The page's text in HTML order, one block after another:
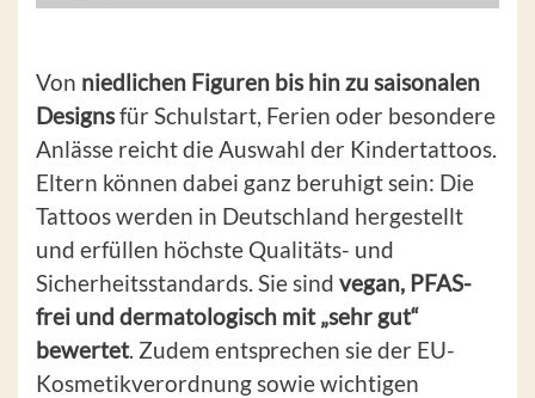
Von niedlichen Figuren bis hin zu saisonalen
Designsfür Schulstart, Ferien oder besondere
Anlässe reicht die Auswahl der Kindertattoos.
Eltern können dabei ganz beruhigt sein: Die
Tattoos werden in Deutschland hergestellt
und erfüllen höchste Qualitäts- und
Sicherheitsstandards. Sie sind vegan, PFAS-
frei und dermatologisch mit „sehr gut“
bewertet. Zudem entsprechen sie der EU-
Kosmetikverordnung sowie wichtigen